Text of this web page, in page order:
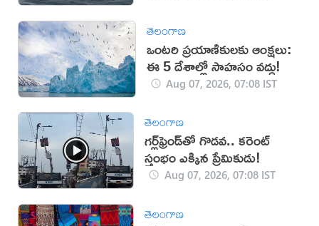
తెలంగాణ
ఒంటరి ప్రయాణికులకు ఆంక్షలు:
ఈ 5 దేశాల్లో సాహసం వద్దు!
Aug 07, 2026, 07:08 IST
తెలంగాణ
గర్ల్‌ఫ్రెండ్‌తో గొడవ.. కరెంట్
స్తంభం ఎక్కిన ప్రేమికుడు!
Aug 07, 2026, 07:08 IST
తెలంగాణ